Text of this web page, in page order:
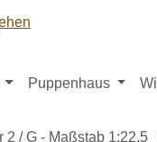
springen
Puppenhaus
2 / G - Maßstab 1:22,5